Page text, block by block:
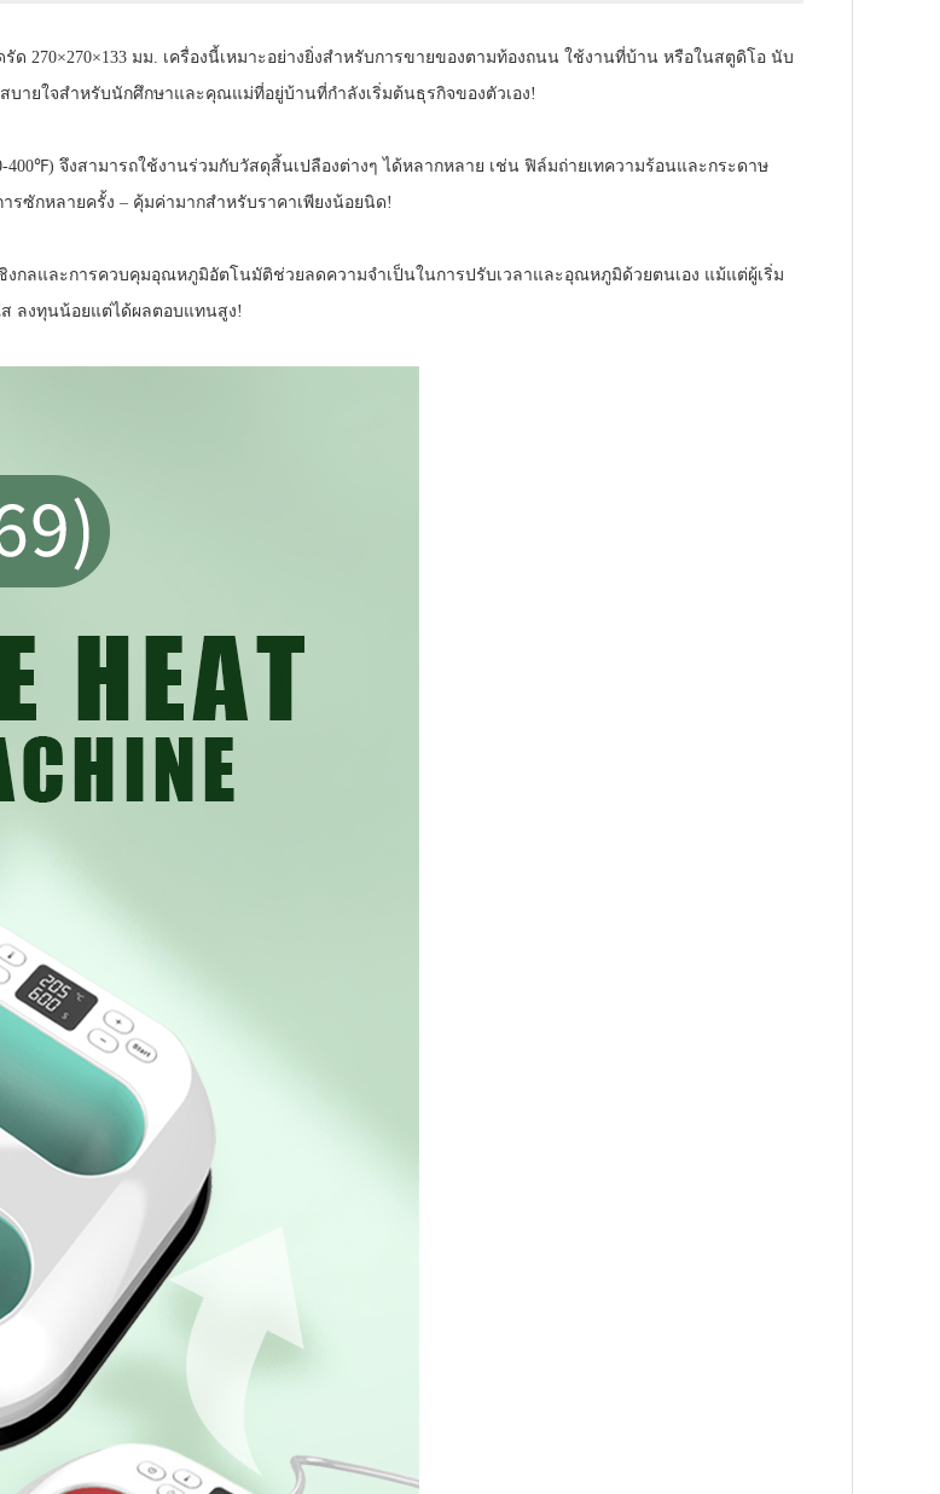
270×270×133 มม. เครื่องนี้เหมาะอย่างยิ่งสำหรับการขายของตามท้องถนน ใช้งานที่บ้าน หรือในสตูดิโอ นับ
บายใจสำหรับนักศึกษาและคุณแม่ที่อยู่บ้านที่กำลังเริ่มต้นธุรกิจของตัวเอง!
จึงสามารถใช้งานร่วมกับวัสดุสิ้นเปลืองต่างๆ ได้หลากหลาย เช่น ฟิล์มถ่ายเทความร้อนและกระดาษ
รซักหลายครั้ง – คุ้มค่ามากสำหรับราคาเพียงน้อยนิด!
กลและการควบคุมอุณหภูมิอัตโนมัติช่วยลดความจำเป็นในการปรับเวลาและอุณหภูมิด้วยตนเอง แม้แต่ผู้เริ่ม
ลงทุนน้อยแต่ได้ผลตอบแทนสูง!